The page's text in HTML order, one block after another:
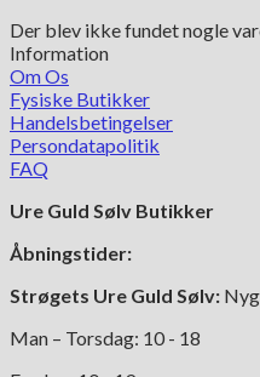
Der blev ikke fundet nogle
Information
Om Os
Fysiske Butikker
Handelsbetingelser
Persondatapolitik
FAQ
Ure Guld Sølv Butikker
Åbningstider:
Strøgets Ure Guld Sølv:
Man – Torsdag: 10 - 18